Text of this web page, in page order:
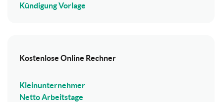
Kündigung Vorlage
Kostenlose Online Rechner
Kleinunternehmer
Netto Arbeitstage